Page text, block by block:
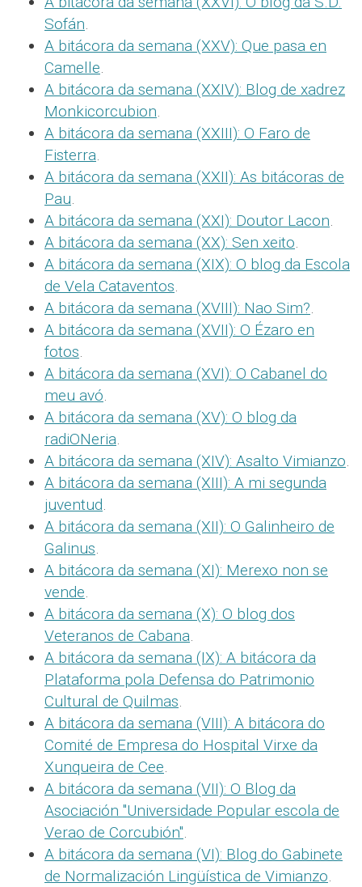
Sofán.
A bitácora da semana (XXV): Que pasa en
Camelle.
A bitácora da semana (XXIV): Blog de xadrez
Monkicorcubion.
A bitácora da semana (XXIII): O Faro de
Fisterra.
A bitácora da semana (XXII): As bitácoras de
Pau.
A bitácora da semana (XXI): Doutor Lacon.
A bitácora da semana (XX): Sen xeito.
A bitácora da semana (XIX): O blog da Escola
de Vela Cataventos.
A bitácora da semana (XVIII): Nao Sim?.
A bitácora da semana (XVII): O Ézaro en
fotos.
A bitácora da semana (XVI): O Cabanel do
meu avó.
A bitácora da semana (XV): O blog da
radiONeria.
A bitácora da semana (XIV): Asalto Vimianzo.
A bitácora da semana (XIII): A mi segunda
juventud.
A bitácora da semana (XII): O Galinheiro de
Galinus.
A bitácora da semana (XI): Merexo non se
vende.
A bitácora da semana (X): O blog dos
Veteranos de Cabana.
A bitácora da semana (IX): A bitácora da
Plataforma pola Defensa do Patrimonio
Cultural de Quilmas.
A bitácora da semana (VIII): A bitácora do
Comité de Empresa do Hospital Virxe da
Xunqueira de Cee.
A bitácora da semana (VII): O Blog da
Asociación "Universidade Popular escola de
Verao de Corcubión".
A bitácora da semana (VI): Blog do Gabinete
de Normalización Lingüística de Vimianzo.